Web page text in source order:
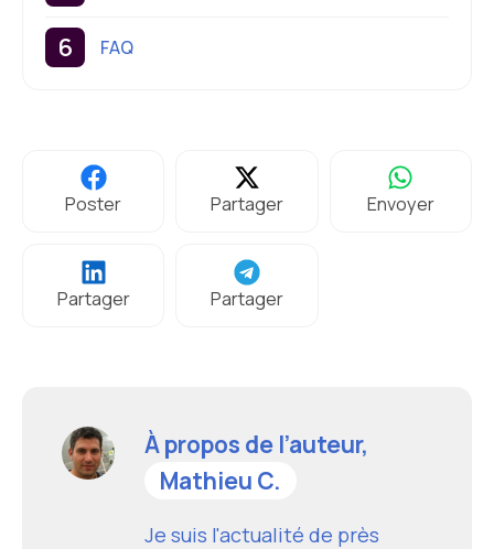
FAQ
Poster Partager Envoyer
Partager Partager
À propos de l’auteur,
Mathieu C.
Je suis l'actualité de près